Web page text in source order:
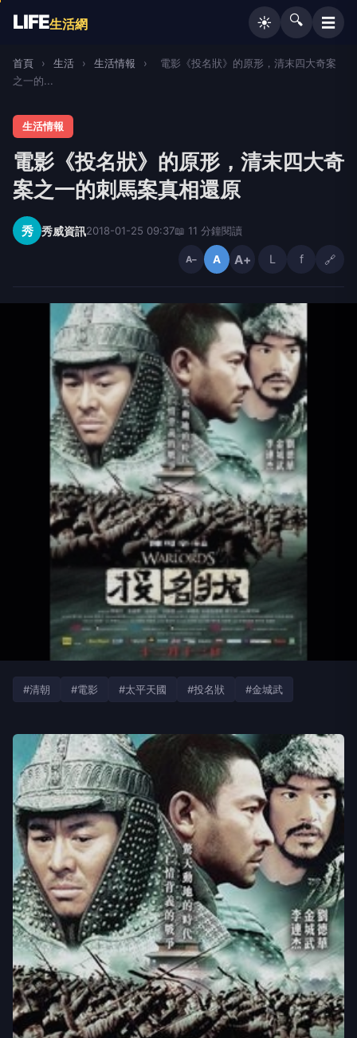
LIFE生活網 ☀️ 🔍 ☰
首頁 › 生活 › 生活情報 ›
電影《投名狀》的原形，清末四大奇案
之一的...
生活情報
電影《投名狀》的原形，清末四大奇
案之一的刺馬案真相還原
秀 秀威資訊2018-01-25 09:37📖 11 分鐘閱讀
A− A A+ L f 🔗
#清朝 #電影 #太平天國 #投名狀 #金城武